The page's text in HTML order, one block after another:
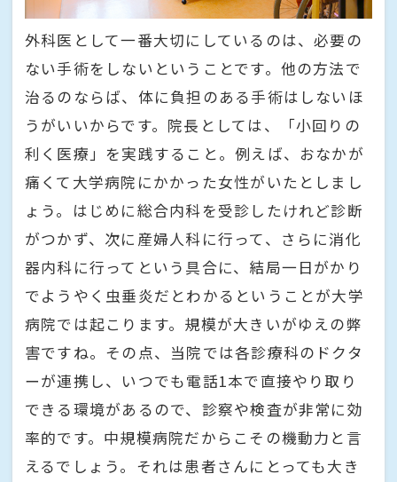
外科医として一番大切にしているのは、必要の
ない手術をしないということです。他の方法で
治るのならば、体に負担のある手術はしないほ
うがいいからです。院長としては、「小回りの
利く医療」を実践すること。例えば、おなかが
痛くて大学病院にかかった女性がいたとしまし
ょう。はじめに総合内科を受診したけれど診断
がつかず、次に産婦人科に行って、さらに消化
器内科に行ってという具合に、結局一日がかり
でようやく虫垂炎だとわかるということが大学
病院では起こります。規模が大きいがゆえの弊
害ですね。その点、当院では各診療科のドクタ
ーが連携し、いつでも電話1本で直接やり取り
できる環境があるので、診察や検査が非常に効
率的です。中規模病院だからこその機動力と言
えるでしょう。それは患者さんにとっても大き